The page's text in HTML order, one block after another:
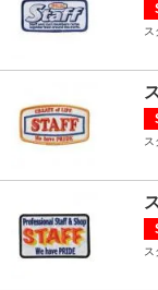
ス
ス
ス